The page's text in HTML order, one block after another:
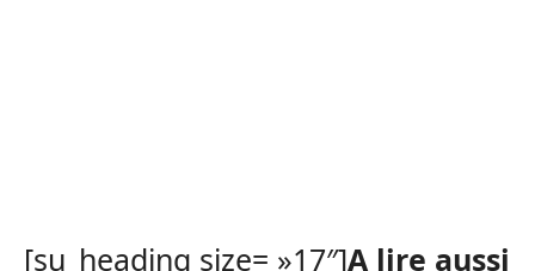
[su_heading size= »17″]A lire aussi